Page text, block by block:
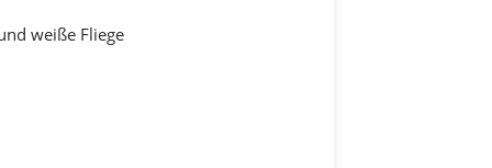
weiße Fliege